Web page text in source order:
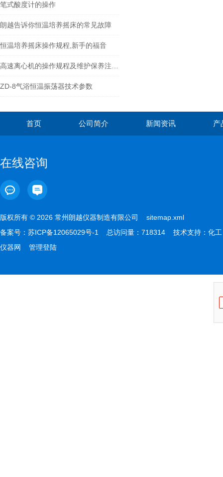
笔式酸度计的操作
朗越告诉你恒温培养摇床的常见故障
恒温培养摇床操作规程,新手的福音
ZD-8气浴恒温振荡器技术参数
首页 公司简介 新闻资讯 产
在线咨询
版权所有 © 2026 常州朗越仪器制造有限公司 sitemap.xml
备案号： 苏ICP备12065029号-1 总访问量：718314 技术支持： 化工
仪器网
管理登陆